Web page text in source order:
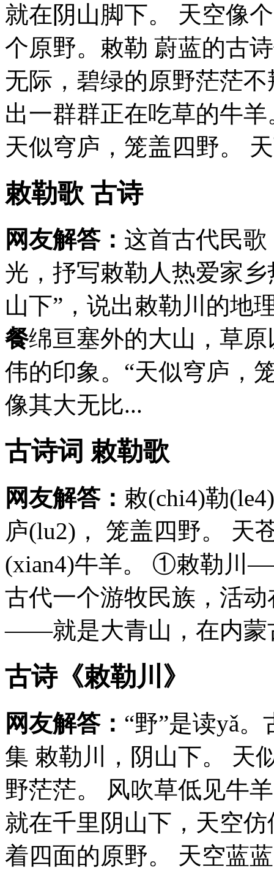
就在阴山脚下。 天空像
个原野。敕勒 蔚蓝的古
无际，碧绿的原野茫茫
出一群群正在吃草的牛
天似穹庐，笼盖四野。
敕勒歌 古诗
网友解答： 这首古代民
光，抒写敕勒人热爱家
山下”，说出敕勒川的地
餐绵亘塞外的大山，草
伟的印象。“天似穹庐，
像其大无比...
古诗词 敕勒歌
网友解答： 敕(chi4)勒
庐(lu2)， 笼盖四野。 天
(xian4)牛羊。 ①敕勒川
古代一个游牧民族，活
――就是大青山，在内蒙
古诗《敕勒川》
网友解答： “野”是读yǎ
集 敕勒川，阴山下。 天
野茫茫。 风吹草低见牛
就在千里阴山下，天空
着四面的原野。 天空蓝